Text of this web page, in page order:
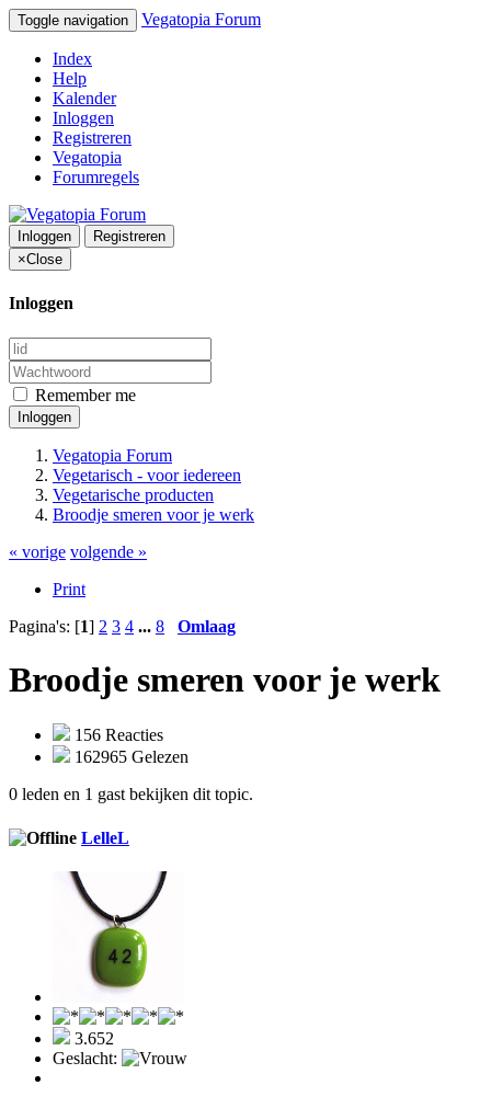
Toggle navigation Vegatopia Forum
Index
Help
Kalender
Inloggen
Registreren
Vegatopia
Forumregels
Inloggen
Registreren
×Close
Inloggen
Remember me
Inloggen
Vegatopia Forum
Vegetarisch - voor iedereen
Vegetarische producten
Broodje smeren voor je werk
« vorige volgende »
Print
Pagina's: [1] 2 3 4 ... 8 Omlaag
Broodje smeren voor je werk
156 Reacties
162965 Gelezen
0 leden en 1 gast bekijken dit topic.
LelleL
3.652
Geslacht: